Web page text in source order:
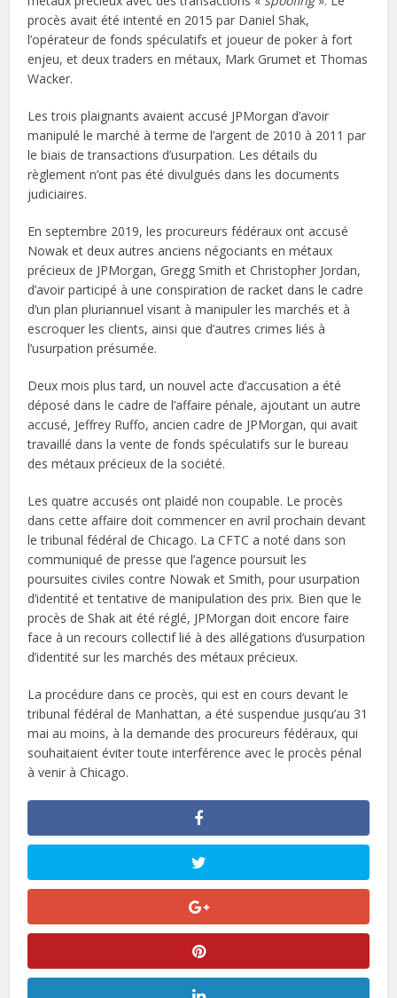
procès avait été intenté en 2015 par Daniel Shak,
l’opérateur de fonds spéculatifs et joueur de poker à fort
enjeu, et deux traders en métaux, Mark Grumet et Thomas
Wacker.
Les trois plaignants avaient accusé JPMorgan d’avoir
manipulé le marché à terme de l’argent de 2010 à 2011 par
le biais de transactions d’usurpation. Les détails du
règlement n’ont pas été divulgués dans les documents
judiciaires.
En septembre 2019, les procureurs fédéraux ont accusé
Nowak et deux autres anciens négociants en métaux
précieux de JPMorgan, Gregg Smith et Christopher Jordan,
d’avoir participé à une conspiration de racket dans le cadre
d’un plan pluriannuel visant à manipuler les marchés et à
escroquer les clients, ainsi que d’autres crimes liés à
l’usurpation présumée.
Deux mois plus tard, un nouvel acte d’accusation a été
déposé dans le cadre de l’affaire pénale, ajoutant un autre
accusé, Jeffrey Ruffo, ancien cadre de JPMorgan, qui avait
travaillé dans la vente de fonds spéculatifs sur le bureau
des métaux précieux de la société.
Les quatre accusés ont plaidé non coupable. Le procès
dans cette affaire doit commencer en avril prochain devant
le tribunal fédéral de Chicago. La CFTC a noté dans son
communiqué de presse que l’agence poursuit les
poursuites civiles contre Nowak et Smith, pour usurpation
d’identité et tentative de manipulation des prix. Bien que le
procès de Shak ait été réglé, JPMorgan doit encore faire
face à un recours collectif lié à des allégations d’usurpation
d’identité sur les marchés des métaux précieux.
La procédure dans ce procès, qui est en cours devant le
tribunal fédéral de Manhattan, a été suspendue jusqu’au 31
mai au moins, à la demande des procureurs fédéraux, qui
souhaitaient éviter toute interférence avec le procès pénal
à venir à Chicago.